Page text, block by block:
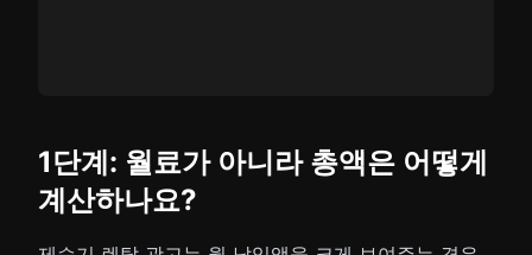
1단계: 월료가 아니라 총액은 어떻게
계산하나요?